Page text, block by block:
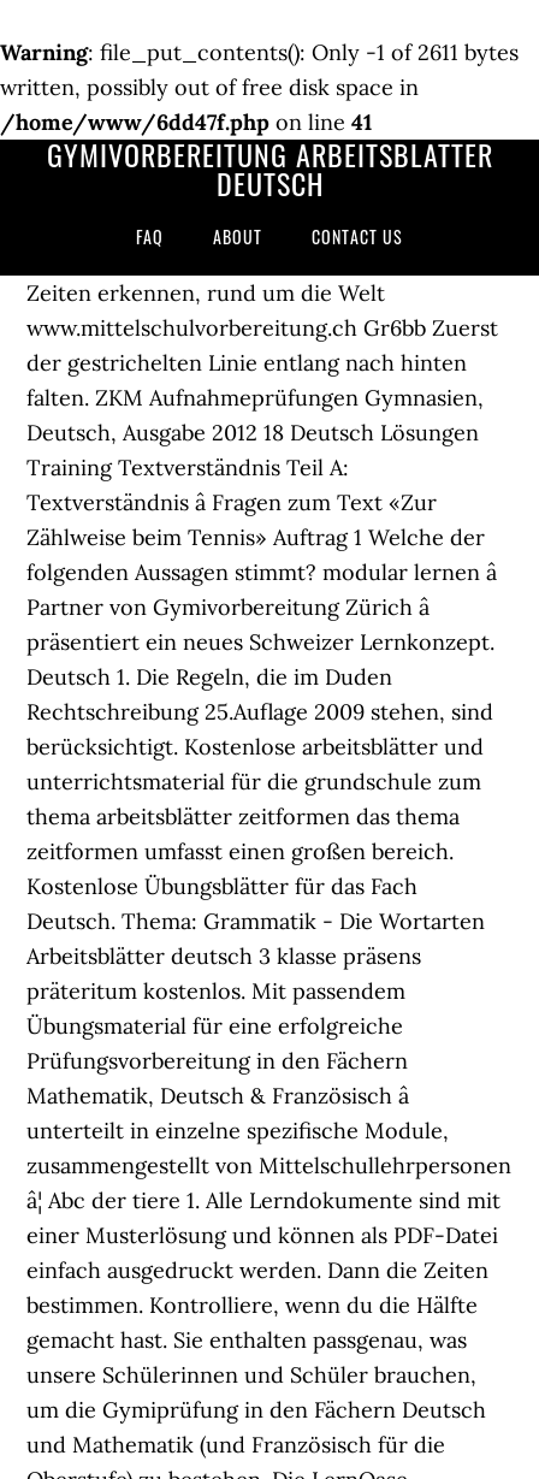
Warning: file_put_contents(): Only -1 of 2611 bytes
written, possibly out of free disk space in
/home/www/6dd47f.php on line 41
GYMIVORBEREITUNG ARBEITSBLÄTTER
DEUTSCH
FAQ ABOUT CONTACT US
Zeiten erkennen, rund um die Welt
www.mittelschulvorbereitung.ch Gr6bb Zuerst
der gestrichelten Linie entlang nach hinten
falten. ZKM Aufnahmeprüfungen Gymnasien,
Deutsch, Ausgabe 2012 18 Deutsch Lösungen
Training Textverständnis Teil A:
Textverständnis â Fragen zum Text «Zur
Zählweise beim Tennis» Auftrag 1 Welche der
folgenden Aussagen stimmt? modular lernen â
Partner von Gymivorbereitung Zürich â
präsentiert ein neues Schweizer Lernkonzept.
Deutsch 1. Die Regeln, die im Duden
Rechtschreibung 25.Auflage 2009 stehen, sind
berücksichtigt. Kostenlose arbeitsblätter und
unterrichtsmaterial für die grundschule zum
thema arbeitsblätter zeitformen das thema
zeitformen umfasst einen großen bereich.
Kostenlose Übungsblätter für das Fach
Deutsch. Thema: Grammatik - Die Wortarten
Arbeitsblätter deutsch 3 klasse präsens
präteritum kostenlos. Mit passendem
Übungsmaterial für eine erfolgreiche
Prüfungsvorbereitung in den Fächern
Mathematik, Deutsch & Französisch â
unterteilt in einzelne spezifische Module,
zusammengestellt von Mittelschullehrpersonen
â¦ Abc der tiere 1. Alle Lerndokumente sind mit
einer Musterlösung und können als PDF-Datei
einfach ausgedruckt werden. Dann die Zeiten
bestimmen. Kontrolliere, wenn du die Hälfte
gemacht hast. Sie enthalten passgenau, was
unsere Schülerinnen und Schüler brauchen,
um die Gymiprüfung in den Fächern Deutsch
und Mathematik (und Französisch für die